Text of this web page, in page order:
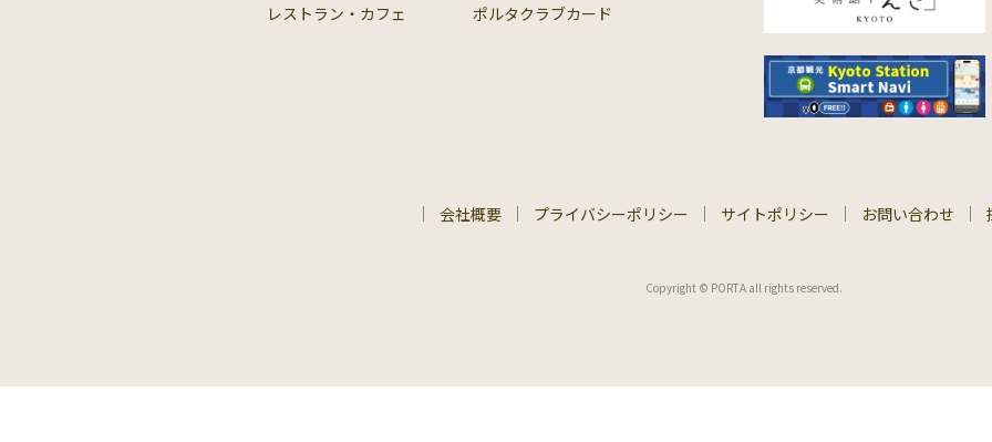
レストラン・カフェ ポルタクラブカード
会社概要 プライバシーポリシー サイトポリシー お問い合わせ
Copyright © PORTA all rights reserved.